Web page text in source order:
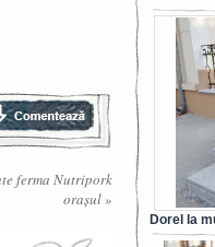
ferma Nutripork
oraşul»
Dorel la
din